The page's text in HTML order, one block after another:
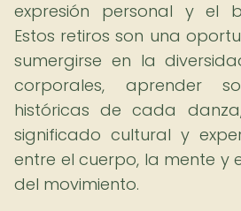
expresión personal y el
Estos retiros son una
sumergirse en la
corporales, aprender
históricas de cada
significado cultural y
entre el cuerpo, la mente y
del movimiento.